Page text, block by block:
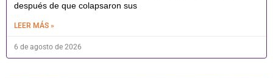
después de que colapsaron sus
LEER MÁS »
6 de agosto de 2026